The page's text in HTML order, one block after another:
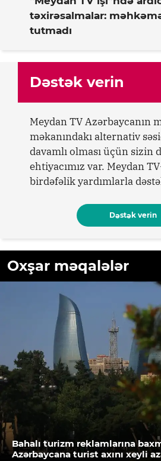
təxirəsalmalar:
tutmadı
Dəstək verin
Meydan TV Azərbaycanın
məkanındakı alternativ
davamlı olması üçün sizin
ehtiyacımız var. Meydan
birdəfəlik yardımlarla
Dəstək verin
Oxşar məqalələr
Bahalı turizm reklamlarına
Azərbaycana turist axını xeyli